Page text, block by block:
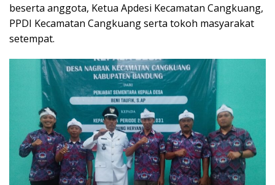
beserta anggota, Ketua Apdesi Kecamatan Cangkuang,
PPDI Kecamatan Cangkuang serta tokoh masyarakat
setempat.